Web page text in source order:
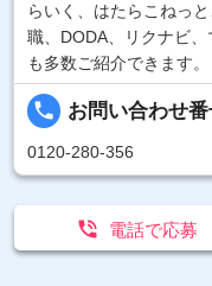
らいく、はたらこねっ
職、DODA、リクナビ
も多数ご紹介できます。
local_phone お問い合わせ
0120-280-356
 電話で応募